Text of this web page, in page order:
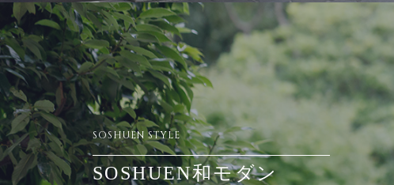
SOSHUEN STYLE
SOSHUEN和モダン